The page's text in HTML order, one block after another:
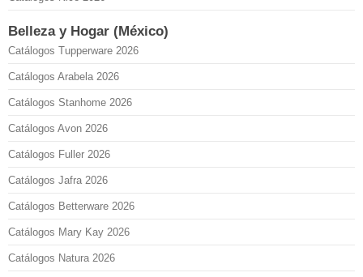
Belleza y Hogar (México)
Catálogos Tupperware 2026
Catálogos Arabela 2026
Catálogos Stanhome 2026
Catálogos Avon 2026
Catálogos Fuller 2026
Catálogos Jafra 2026
Catálogos Betterware 2026
Catálogos Mary Kay 2026
Catálogos Natura 2026